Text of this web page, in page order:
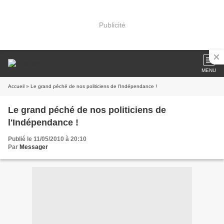
Publicité
MENU
Accueil » Le grand péché de nos politiciens de l'Indépendance !
Le grand péché de nos politiciens de
l'Indépendance !
Publié le 11/05/2010 à 20:10
Par Messager